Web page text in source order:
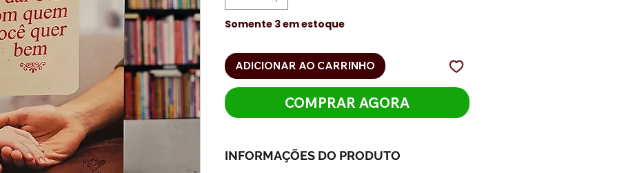
Somente 3 em estoque
ADICIONAR AO CARRINHO
COMPRAR AGORA
INFORMAÇÕES DO PRODUTO